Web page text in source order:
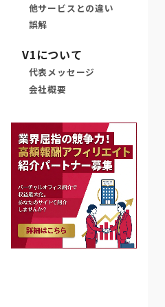
他サービスとの違い
誤解
V1について
代表メッセージ
会社概要